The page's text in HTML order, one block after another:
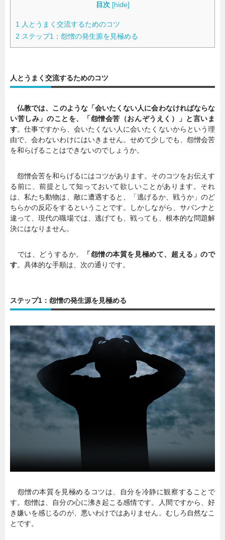
目次 [hide]
1 人とうまく交流するためのコツ
2 ステップ1：怨憎の発生源を見極める
人とうまく交流するためのコツ
仏教では、このような「会いたくない人に会わなければならな
い苦しみ」のことを、「怨憎会苦（おんぞうえく）」と言いま
す。仕事ですから、会いたくない人に会いたくないからという理
由で、会わないわけにはいきません。せめて少しでも、怨憎会苦
を和らげることはできないのでしょうか。
怨憎会苦を和らげるにはコツがあります。そのコツをお伝えす
る前に、前提として知っておいて欲しいことがあります。それ
は、私たち動物は、敵に遭遇すると、「逃げるか、戦うか」のど
ちらかの反応をするということです。しかしながら、サバンナと
違って、現代の職場では、逃げても、戦っても、根本的な問題解
決にはなりません。
では、どうするか。
「怨憎の本質を見極めて、超える」ので
す。具体的な手順は、次の通りです。
ステップ1：怨憎の発生源を見極める
怨憎の本質を見極めるコツは、自分を冷静に観察することで
す。怨憎は、自分の心に沸き起こる感情です。人間ですから、好
き嫌いを感じるのが、悪いわけではありません。むしろ自然なこ
とです。